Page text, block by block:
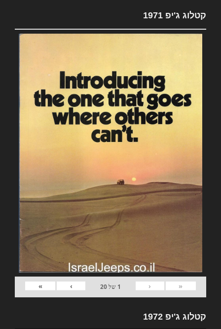
קטלוג ג'יפ 1971
«
‹
1 של20
›
»
קטלוג ג'יפ 1972